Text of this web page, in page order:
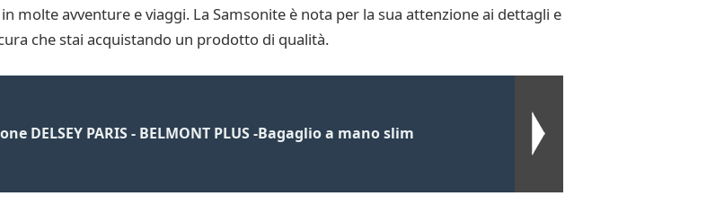
molte avventure e viaggi. La Samsonite è nota per la sua attenzione ai dettagli e
che stai acquistando un prodotto di qualità.
DELSEY PARIS - BELMONT PLUS -Bagaglio a mano slim